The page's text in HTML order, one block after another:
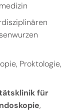
Proktologie,
für
,